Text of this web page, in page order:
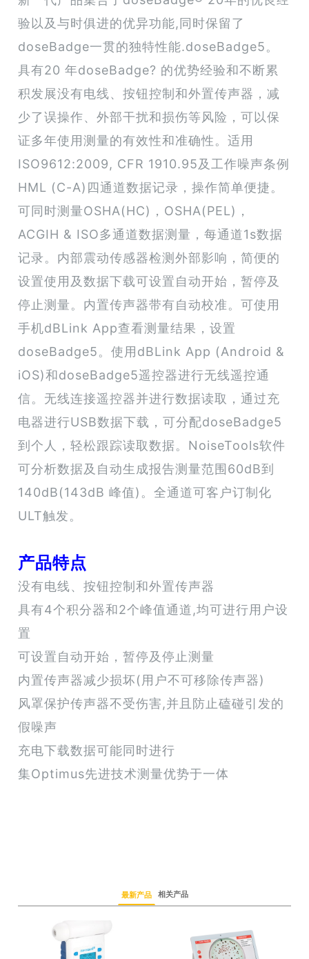
验以及与时俱进的优异功能,同时保留了
doseBadge一贯的独特性能.doseBadge5。
具有20 年doseBadge? 的优势经验和不断累
积发展没有电线、按钮控制和外置传声器，减
少了误操作、外部干扰和损伤等风险，可以保
证多年使用测量的有效性和准确性。适用
ISO9612:2009, CFR 1910.95及工作噪声条例
HML (C-A)四通道数据记录，操作简单便捷。
可同时测量OSHA(HC)，OSHA(PEL)，
ACGIH & ISO多通道数据测量，每通道1s数据
记录。内部震动传感器检测外部影响，简便的
设置使用及数据下载可设置自动开始，暂停及
停止测量。内置传声器带有自动校准。可使用
手机dBLink App查看测量结果，设置
doseBadge5。使用dBLink App (Android &
iOS)和doseBadge5遥控器进行无线遥控通
信。无线连接遥控器并进行数据读取，通过充
电器进行USB数据下载，可分配doseBadge5
到个人，轻松跟踪读取数据。NoiseTools软件
可分析数据及自动生成报告测量范围60dB到
140dB(143dB 峰值)。全通道可客户订制化
ULT触发。
产品特点
没有电线、按钮控制和外置传声器
具有4个积分器和2个峰值通道,均可进行用户设
置
可设置自动开始，暂停及停止测量
内置传声器减少损坏(用户不可移除传声器)
风罩保护传声器不受伤害,并且防止磕碰引发的
假噪声
充电下载数据可能同时进行
集Optimus先进技术测量优势于一体
最新产品 相关产品